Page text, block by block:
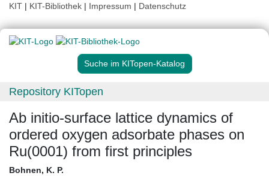
KIT | KIT-Bibliothek | Impressum | Datenschutz
Suche im KITopen-Katalog
Repository KITopen
Ab initio-surface lattice dynamics of
ordered oxygen adsorbate phases on
Ru(0001) from first principles
Bohnen, K. P.